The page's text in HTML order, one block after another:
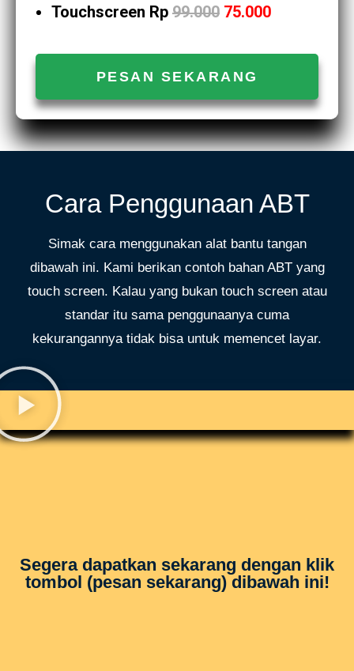
Touchscreen Rp 99.000 75.000
PESAN SEKARANG
Cara Penggunaan ABT
Simak cara menggunakan alat bantu tangan
dibawah ini. Kami berikan contoh bahan ABT yang
touch screen. Kalau yang bukan touch screen atau
standar itu sama penggunaanya cuma
kekurangannya tidak bisa untuk memencet layar.
Segera dapatkan sekarang dengan klik
tombol (pesan sekarang) dibawah ini!